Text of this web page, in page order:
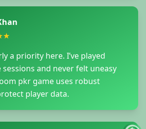
★
a priority here. I’ve played
and never felt uneasy
pkr game uses robust
player data.